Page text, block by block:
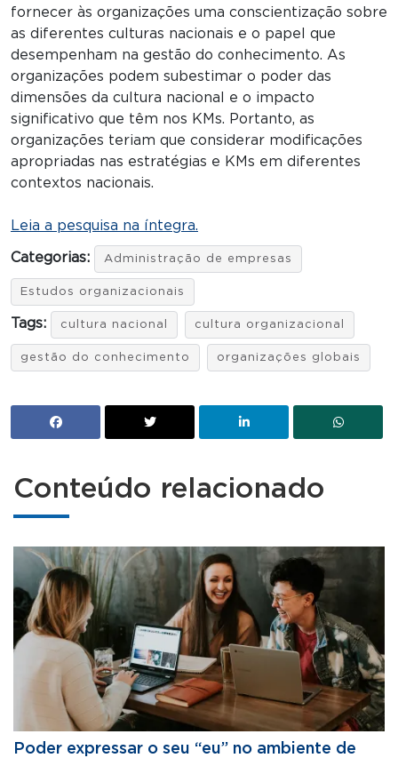
fornecer às organizações uma conscientização sobre
as diferentes culturas nacionais e o papel que
desempenham na gestão do conhecimento. As
organizações podem subestimar o poder das
dimensões da cultura nacional e o impacto
significativo que têm nos KMs. Portanto, as
organizações teriam que considerar modificações
apropriadas nas estratégias e KMs em diferentes
contextos nacionais.
Leia a pesquisa na íntegra.
Categorias: Administração de empresas
Estudos organizacionais
Tags: cultura nacional cultura organizacional
gestão do conhecimento organizações globais
Conteúdo relacionado
Poder expressar o seu “eu” no ambiente de